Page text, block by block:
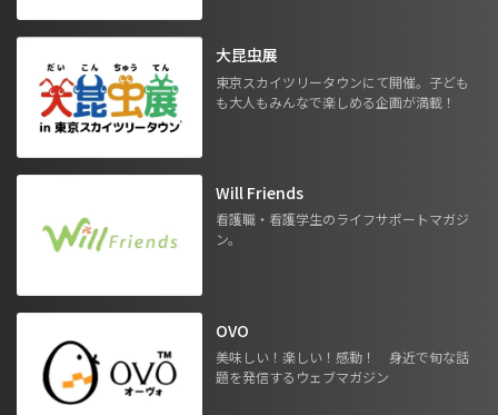
大昆虫展
東京スカイツリータウンにて開催。子ども
も大人もみんなで楽しめる企画が満載！
Will Friends
看護職・看護学生のライフサポートマガジ
ン。
OVO
美味しい！楽しい！感動！ 身近で旬な話
題を発信するウェブマガジン